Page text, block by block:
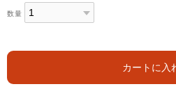
数量
カートに入